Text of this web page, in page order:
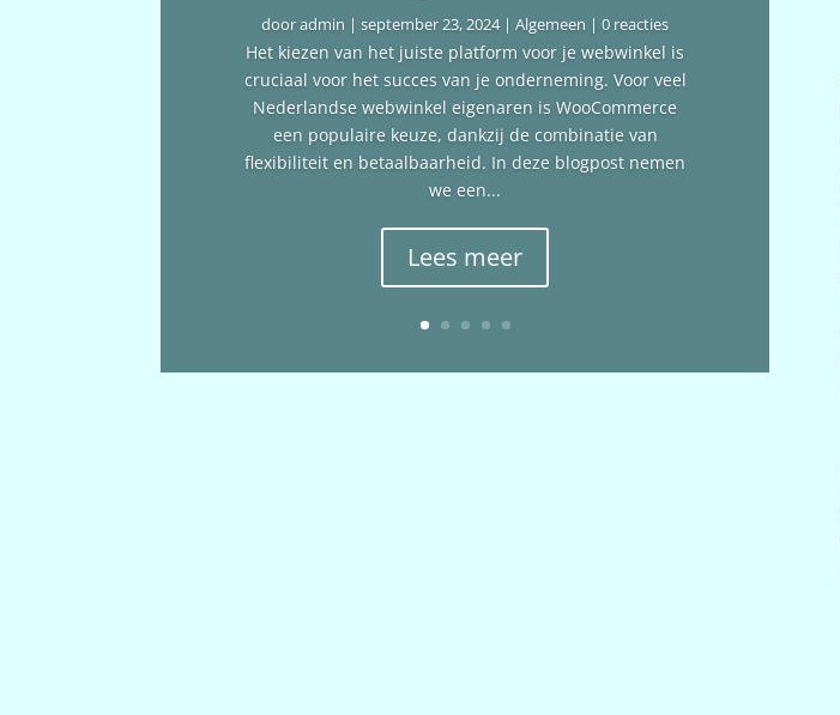
dooradmin |september 23, 2024|Algemeen | 0 reacties
Het kiezen van het juiste platform voor je webwinkel is
cruciaal voor het succes van je onderneming. Voor veel
Nederlandse webwinkel eigenaren is WooCommerce
een populaire keuze, dankzij de combinatie van
flexibiliteit en betaalbaarheid. In deze blogpost nemen
we een...
Lees meer